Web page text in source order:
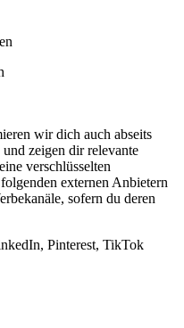
wir dich auch abseits
zeigen dir relevante
verschlüsselten
externen Anbietern
sofern du deren
Pinterest, TikTok